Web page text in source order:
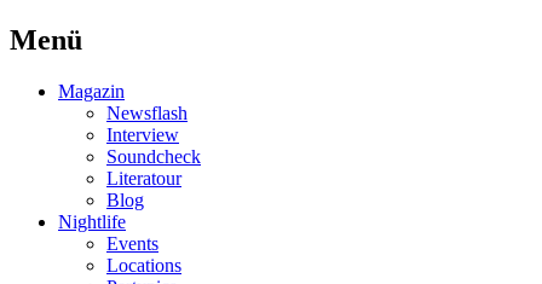
Menü
Magazin
Newsflash
Interview
Soundcheck
Literatour
Blog
Nightlife
Events
Locations